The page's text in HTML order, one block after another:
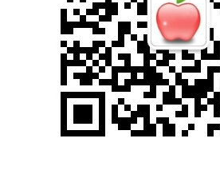
期指IC0 7877.80